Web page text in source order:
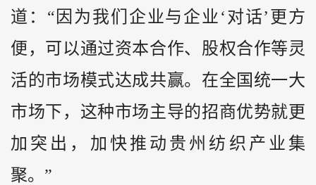
道：“因为我们企业与企业‘对话’更方
便，可以通过资本合作、股权合作等灵
活的市场模式达成共赢。在全国统一大
市场下，这种市场主导的招商优势就更
加突出，加快推动贵州纺织产业集
聚。”